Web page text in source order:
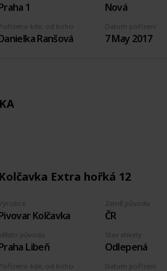
kde, od koho
Ranšová
Nová
Datum pořízení
7 May 2017
1
Kolčavka Extra hořká 12
Kolčavka
Země původu
ČR
kde, od koho
Stav etikety
Odlepená
Datum pořízení
původu
Libeň